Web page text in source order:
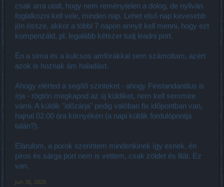
csak arra utalt, hogy nem reménytelen a dolog, de nyilván
foglalkozni kell vele, minden nap. Lehet első nap kevesebb
jön össze, akkor a többi 7 napon annyit kell menni, hogy ezt
kompenzáld, pl. legalább kétszer tudj leadni port.
Én a sima és a kulcsos amfórákkal sem számoltam, azért
azok is hoznak ám haladást.
Ahogy elérted a segítő szinteket - ahogy Finstandantilus is
írja - rögtön megkapod az új küldiket, nem kell semmire
várni. A küldik "időzárja" pedig valóban fix időpontban van,
hajnal 02.00 óra környékén (a napi küldik fordulópontja
talán?).
Elárulom, a porok szerintem mindenkinek így esnek, én
piros és sárga port nem is vettem, csak zöldet és lilát. Ez
van.
Jun 30, 2020